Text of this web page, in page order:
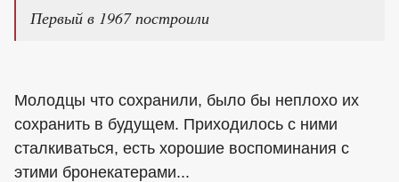
Первый в 1967 построили
Молодцы что сохранили, было бы неплохо их
сохранить в будущем. Приходилось с ними
сталкиваться, есть хорошие воспоминания с
этими бронекатерами...